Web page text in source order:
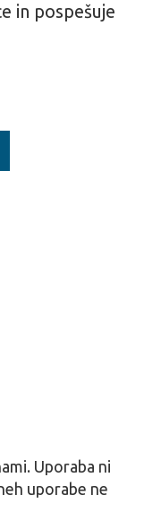
in pospešuje
Uporaba ni
uporabe ne